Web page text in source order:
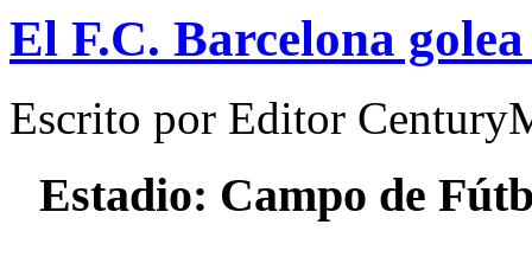
El F.C. Barcelona
Escrito por Editor
Estadio: Campo de